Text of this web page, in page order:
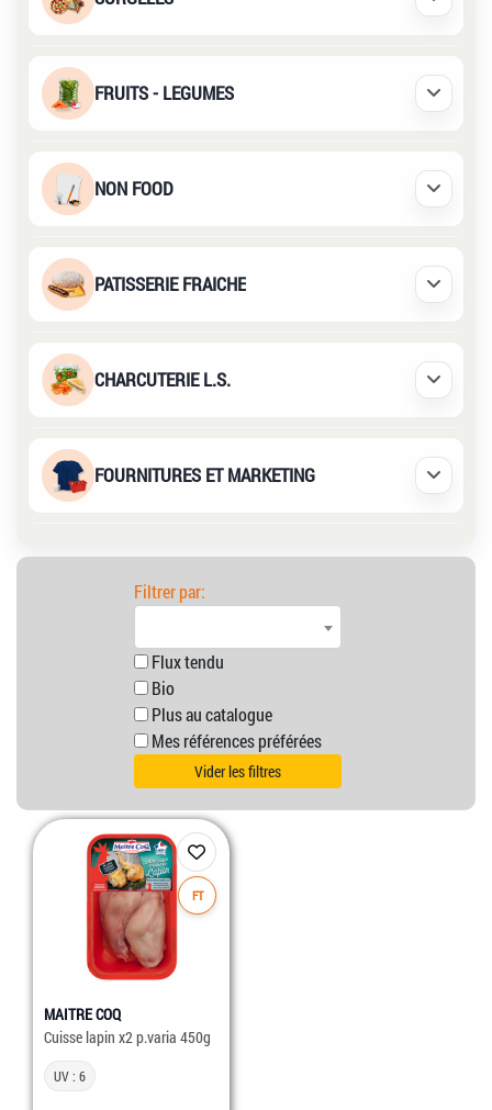
Déplier
FRUITS - LEGUMES Déplier
NON FOOD Déplier
PATISSERIE FRAICHE Déplier
CHARCUTERIE L.S. Déplier
FOURNITURES ET MARKETING Déplier
Filtrer par:
Flux tendu
Bio
Plus au catalogue
Mes références préférées
Vider les filtres
FT
MAITRE COQ
Cuisse lapin x2 p.varia 450g
UV : 6